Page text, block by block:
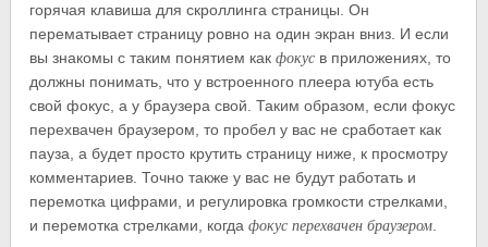
горячая клавиша для скроллинга страницы. Он
перематывает страницу ровно на один экран вниз. И если
вы знакомы с таким понятием какфокус в приложениях, то
должны понимать, что у встроенного плеера ютуба есть
свой фокус, а у браузера свой. Таким образом, если фокус
перехвачен браузером, то пробел у вас не сработает как
пауза, а будет просто крутить страницу ниже, к просмотру
комментариев. Точно также у вас не будут работать и
перемотка цифрами, и регулировка громкости стрелками,
и перемотка стрелками, когдафокус перехвачен браузером.